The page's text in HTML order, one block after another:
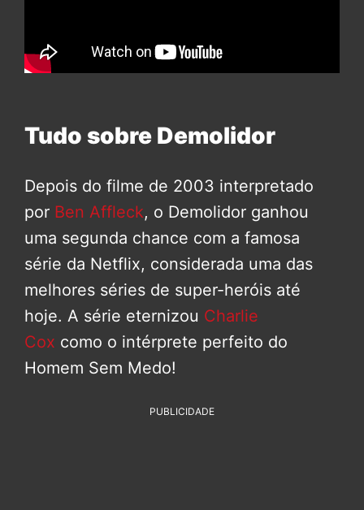
Tudo sobre Demolidor
Depois do filme de 2003 interpretado
por Ben Affleck, o Demolidor ganhou
uma segunda chance com a famosa
série da Netflix, considerada uma das
melhores séries de super-heróis até
hoje. A série eternizou Charlie
Cox como o intérprete perfeito do
Homem Sem Medo!
PUBLICIDADE